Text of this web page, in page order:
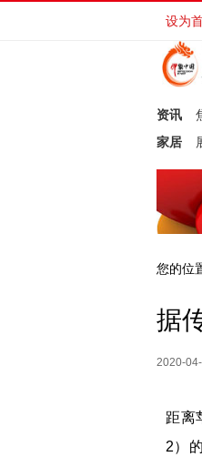
设为
资讯
家居
您的位
据
2020-
距离
2）